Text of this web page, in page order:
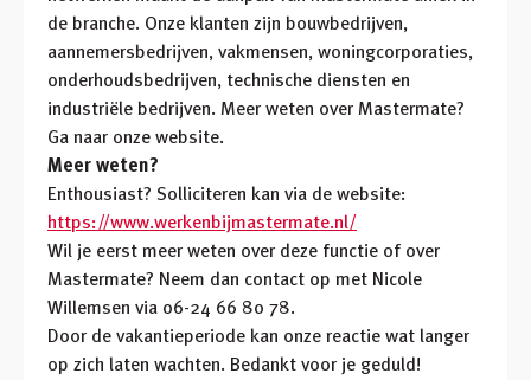
de branche. Onze klanten zijn bouwbedrijven,
aannemersbedrijven, vakmensen, woningcorporaties,
onderhoudsbedrijven, technische diensten en
industriële bedrijven. Meer weten over Mastermate?
Ga naar onze website.
Meer weten?
Enthousiast? Solliciteren kan via de website:
https://www.werkenbijmastermate.nl/
Wil je eerst meer weten over deze functie of over
Mastermate? Neem dan contact op met Nicole
Willemsen via 06-24 66 80 78.
Door de vakantieperiode kan onze reactie wat langer
op zich laten wachten. Bedankt voor je geduld!